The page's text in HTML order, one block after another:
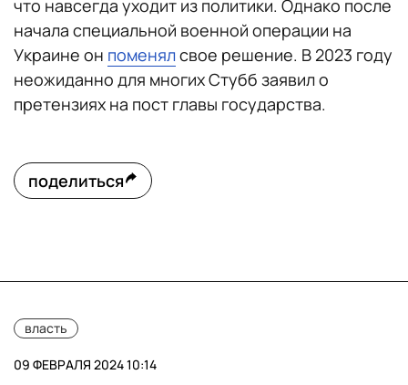
что навсегда уходит из политики. Однако после
начала специальной военной операции на
Украине он поменялсвое решение. В 2023 году
неожиданно для многих Стубб заявил о
претензиях на пост главы государства.
поделиться
власть
09 ФЕВРАЛЯ 2024 10:14